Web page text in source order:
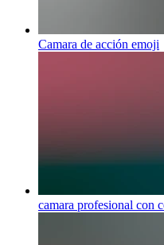
Camara de acción emoji
camara profesional con